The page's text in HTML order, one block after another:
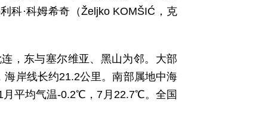
科·科姆希奇（Željko KOMŠIĆ，克
，东与塞尔维亚、黑山为邻。大部
岸线长约21.2公里。南部属地中海
平均气温-0.2℃，7月22.7℃。全国